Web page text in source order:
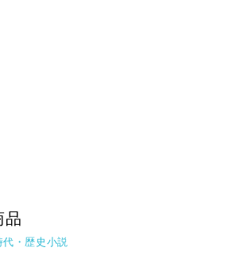
代・歴史小説